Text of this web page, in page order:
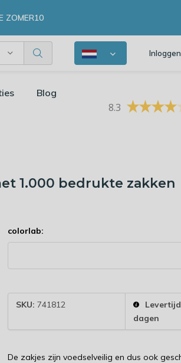
ZOMER10
Blog
8.3
1.000 bedrukte zakken
colorlab:
SKU: 741812
dagen
De zakjes zijn voedselveilig en dus ook